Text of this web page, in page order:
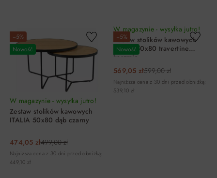
−5%
Nowość
W magazynie - wysyłka jutro!
Zestaw stolików kawowych
ITALIA 50x80 dąb czarny
474,05 zł499,00 zł
Najniższa cena z 30 dni przed obniżką:
449,10 zł
−5%
Nowość
W magazynie - wysyłka jutro!
Zestaw stolików kawowych
ITALIA 50x80 travertine
kaszmir
569,05 zł599,00 zł
Najniższa cena z 30 dni przed obniżką:
539,10 zł